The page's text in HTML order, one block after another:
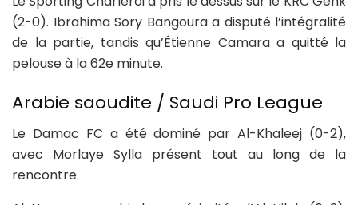
(2-0). Ibrahima Sory Bangoura a disputé l’intégralité
de la partie, tandis qu’Étienne Camara a quitté la
pelouse à la 62e minute.
Arabie saoudite / Saudi Pro League
Le Damac FC a été dominé par Al-Khaleej (0-2),
avec Morlaye Sylla présent tout au long de la
rencontre.